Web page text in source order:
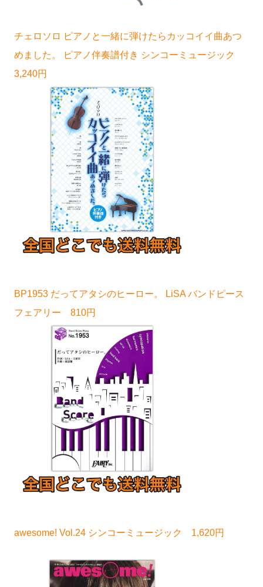
チェロソロ ピアノと一緒に弾けたらカッコイイ曲あつ
めました。 ピアノ伴奏譜付き シンコーミュージック
3,240円
BP1953 だってアタシのヒーロー。 LiSA バンドピース
フェアリー 810円
awesome! Vol.24 シンコーミュージック 1,620円